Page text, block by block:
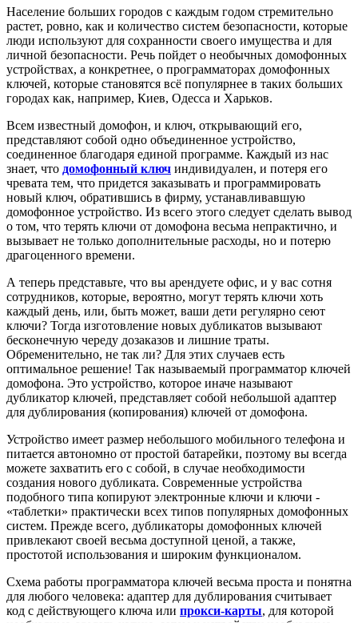
Население больших городов с каждым годом стремительно
растет, ровно, как и количество систем безопасности, которые
люди используют для сохранности своего имущества и для
личной безопасности. Речь пойдет о необычных домофонных
устройствах, а конкретнее, о программаторах домофонных
ключей, которые становятся всё популярнее в таких больших
городах как, например, Киев, Одесса и Харьков.
Всем известный домофон, и ключ, открывающий его,
представляют собой одно объединенное устройство,
соединенное благодаря единой программе. Каждый из нас
знает, что домофонный ключ индивидуален, и потеря его
чревата тем, что придется заказывать и программировать
новый ключ, обратившись в фирму, устанавливавшую
домофонное устройство. Из всего этого следует сделать вывод
о том, что терять ключи от домофона весьма непрактично, и
вызывает не только дополнительные расходы, но и потерю
драгоценного времени.
А теперь представьте, что вы арендуете офис, и у вас сотня
сотрудников, которые, вероятно, могут терять ключи хоть
каждый день, или, быть может, ваши дети регулярно сеют
ключи? Тогда изготовление новых дубликатов вызывают
бесконечную череду дозаказов и лишние траты.
Обременительно, не так ли? Для этих случаев есть
оптимальное решение! Так называемый программатор ключей
домофона. Это устройство, которое иначе называют
дубликатор ключей, представляет собой небольшой адаптер
для дублирования (копирования) ключей от домофона.
Устройство имеет размер небольшого мобильного телефона и
питается автономно от простой батарейки, поэтому вы всегда
можете захватить его с собой, в случае необходимости
создания нового дубликата. Современные устройства
подобного типа копируют электронные ключи и ключи -
«таблетки» практически всех типов популярных домофонных
систем. Прежде всего, дубликаторы домофонных ключей
привлекают своей весьма доступной ценой, а также,
простотой использования и широким функционалом.
Схема работы программатора ключей весьма проста и понятна
для любого человека: адаптер для дублирования считывает
код с действующего ключа или прокси-карты, для которой